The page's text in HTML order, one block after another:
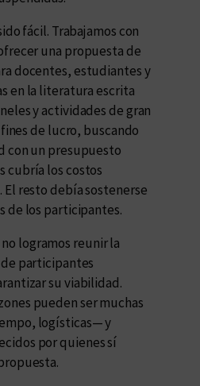
fácil. Trabajamos con
una propuesta de
docentes, estudiantes y
en la literatura escrita
y actividades de gran
de lucro, buscando
con un presupuesto
cubría los costos
resto debía sostenerse
de los participantes.
logramos reunir la
participantes
su viabilidad.
pueden ser muchas
logísticas— y
por quienes sí